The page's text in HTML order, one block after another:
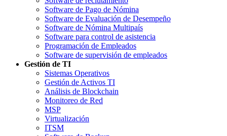
Software de Pago de Nómina
Software de Evaluación de Desempeño
Software de Nómina Multipaís
Software para control de asistencia
Programación de Empleados
Software de supervisión de empleados
Gestión de TI
Sistemas Operativos
Gestión de Activos TI
Análisis de Blockchain
Monitoreo de Red
MSP
Virtualización
ITSM